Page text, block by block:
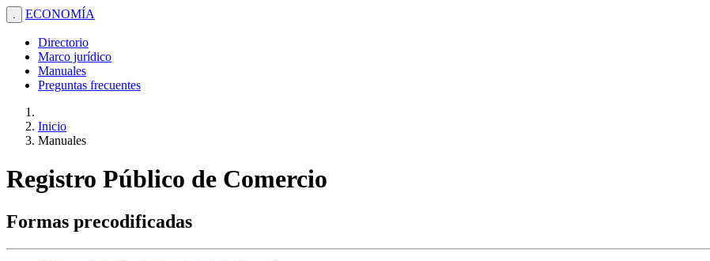
. ECONOMÍA
Directorio
Marco jurídico
Manuales
Preguntas frecuentes
Inicio
Manuales
Registro Público de Comercio
Formas precodificadas